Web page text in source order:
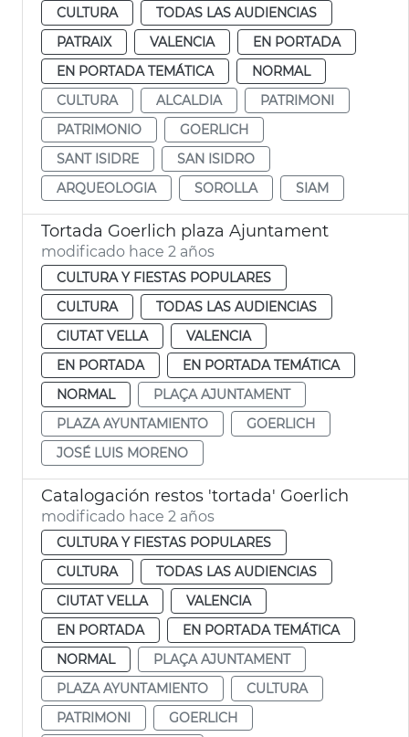
CULTURA
TODAS LAS AUDIENCIAS
PATRAIX
VALENCIA
EN PORTADA
EN PORTADA TEMÁTICA
NORMAL
CULTURA
ALCALDIA
PATRIMONI
PATRIMONIO
GOERLICH
SANT ISIDRE
SAN ISIDRO
ARQUEOLOGIA
SOROLLA SIAM
Tortada Goerlich plaza Ajuntament
modificado hace 2 años
CULTURA Y FIESTAS POPULARES
CULTURA
TODAS LAS AUDIENCIAS
CIUTAT VELLA
VALENCIA
EN PORTADA
EN PORTADA TEMÁTICA
NORMAL
PLAÇA AJUNTAMENT
PLAZA AYUNTAMIENTO
GOERLICH
JOSÉ LUIS MORENO
Catalogación restos 'tortada' Goerlich
modificado hace 2 años
CULTURA Y FIESTAS POPULARES
CULTURA
TODAS LAS AUDIENCIAS
CIUTAT VELLA
VALENCIA
EN PORTADA
EN PORTADA TEMÁTICA
NORMAL
PLAÇA AJUNTAMENT
PLAZA AYUNTAMIENTO
CULTURA
PATRIMONI
GOERLICH